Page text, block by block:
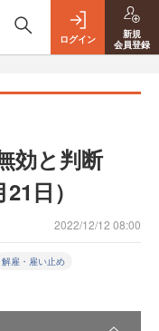
ログイン
新規
会員登録
効と判断
日）
2022/12/12 08:00
解雇・雇い止め